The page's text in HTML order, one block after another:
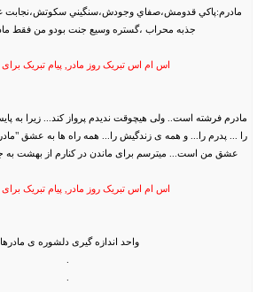
مادرم:پاكي قدومش،صفاي وجودش،سنگيني سكوتش،نجابت
جذبه محراب ،گستره وسيع جنت بودو من فقط
اس ام اس تبريک روز مادر, پیام تبریک برای
مادرم فرشته است.. ولی هیچوقت ندیدم پرواز کند... زیرا به
را ... پدرم را... و همه ی زندگیش را... همه راه ها به عشق
عشق من است... میترسم برای ماندن در کنارم از بهشت به
اس ام اس تبريک روز مادر, پیام تبریک برای
واحد اندازه گیری دلشوره ی